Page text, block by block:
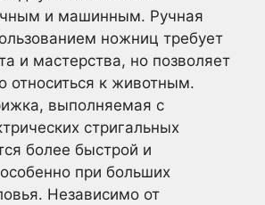
и машинным. Ручная
ножниц требует
и мастерства, но позволяет
относиться к животным.
выполняемая с
стригальных
более быстрой и
при больших
Независимо от